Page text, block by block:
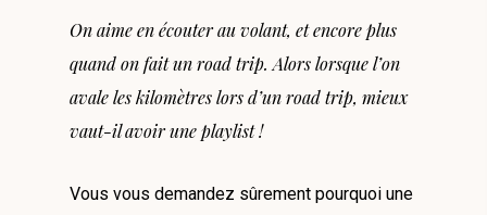
On aime en écouter au volant, et encore plus
quand on fait un road trip. Alors lorsque l’on
avale les kilomètres lors d’un road trip, mieux
vaut-il avoir une playlist !
Vous vous demandez sûrement pourquoi une